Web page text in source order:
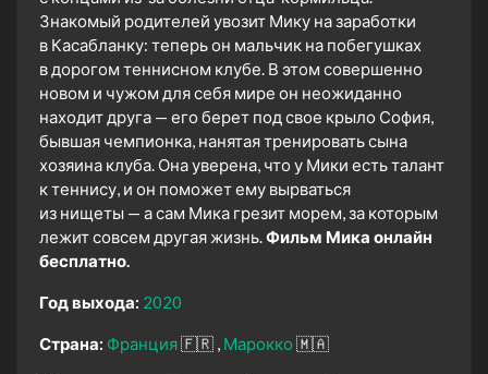
Знакомый родителей увозит Мику на заработки
в Касабланку: теперь он мальчик на побегушках
в дорогом теннисном клубе. В этом совершенно
новом и чужом для себя мире он неожиданно
находит друга — его берет под свое крыло София,
бывшая чемпионка, нанятая тренировать сына
хозяина клуба. Она уверена, что у Мики есть талант
к теннису, и он поможет ему вырваться
из нищеты — а сам Мика грезит морем, за которым
лежит совсем другая жизнь.Фильм Мика онлайн
бесплатно.
Год выхода: 2020
Страна: Франция🇫🇷 Марокко 🇲🇦